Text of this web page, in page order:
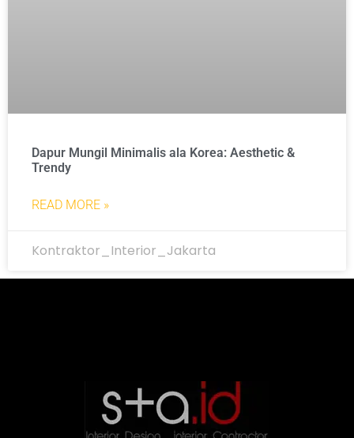
Dapur Mungil Minimalis ala Korea: Aesthetic &
Trendy
READ MORE »
Kontraktor_Interior_Jakarta